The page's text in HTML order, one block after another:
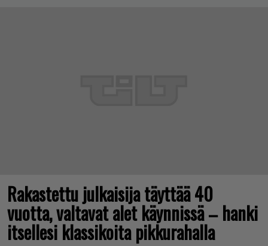
Rakastettu julkaisija täyttää 40
vuotta, valtavat alet käynnissä – hanki
itsellesi klassikoita pikkurahalla